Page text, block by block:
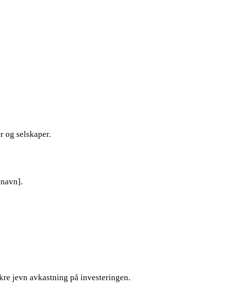
og selskaper.
jevn avkastning på investeringen.